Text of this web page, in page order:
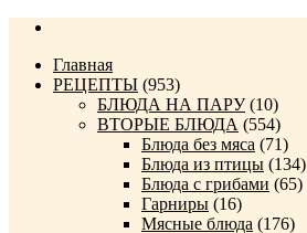
Главная
РЕЦЕПТЫ (953)
БЛЮДА НА ПАРУ(10)
ВТОРЫЕ БЛЮДА (554)
Блюда без мяса (71)
Блюда из птицы (134)
Блюда с грибами (65)
Гарниры (16)
Мясные блюда (176)